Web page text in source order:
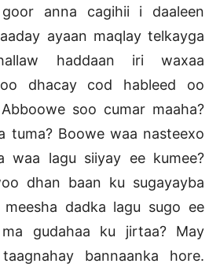
anna cagihii i daaleen
ayaan maqlay telkayga
haddaan iri waxaa
dhacay cod hableed oo
soo cumar maaha?
tuma? Boowe waa nasteexo
waa lagu siiyay ee kumee?
dhan baan ku sugayayba
dadka lagu sugo ee
gudahaa ku jirtaa? May
bannaanka hore.